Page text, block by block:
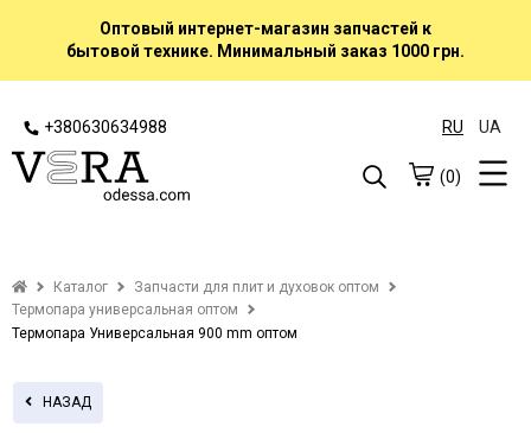
Оптовый интернет-магазин запчастей к
бытовой технике. Минимальный заказ 1000 грн.
+380630634988 RU UA
(0)
Каталог
Запчасти для плит и духовок оптом
Термопара универсальная оптом
Термопара Универсальная 900 mm оптом
НАЗАД